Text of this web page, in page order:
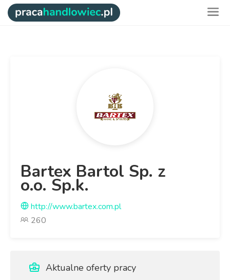
Bartex Bartol Sp. z
o.o. Sp.k.
http://www.bartex.com.pl
260
Aktualne oferty pracy